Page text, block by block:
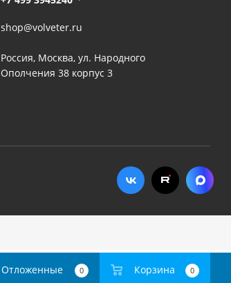
shop@volveter.ru
Россия, Москва, ул. Народного
Ополчения 38 корпус 3
Отложенные 0 Корзина 0